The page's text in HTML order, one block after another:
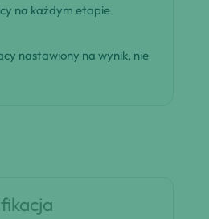
na każdym etapie
nastawiony na wynik, nie